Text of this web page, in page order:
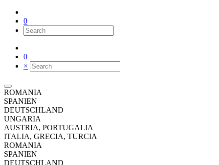
0
0
×
ROMANIA
SPANIEN
DEUTSCHLAND
UNGARIA
AUSTRIA, PORTUGALIA
ITALIA, GRECIA, TURCIA
ROMANIA
SPANIEN
DEUTSCHLAND